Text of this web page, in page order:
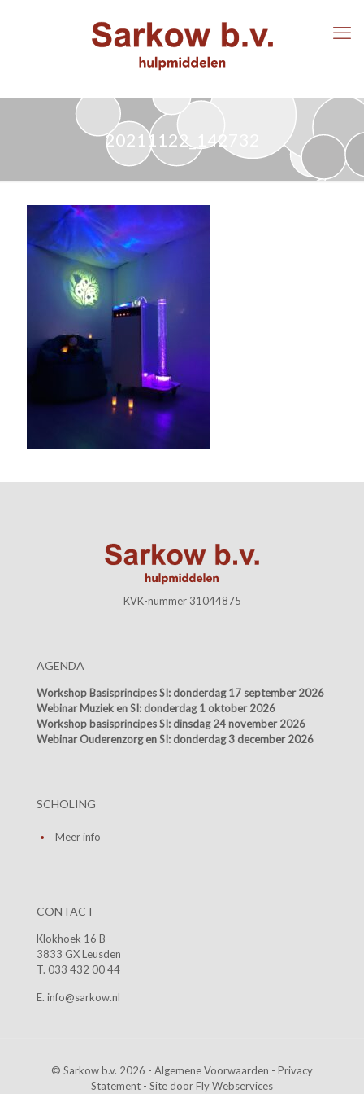
20211122_142732
KVK-nummer 31044875
AGENDA
Workshop Basisprincipes SI: donderdag 17 september 2026
Webinar Muziek en SI: donderdag 1 oktober 2026
Workshop basisprincipes SI: dinsdag 24 november 2026
Webinar Ouderenzorg en SI: donderdag 3 december 2026
SCHOLING
Meer info
CONTACT
Klokhoek 16 B
3833 GX Leusden
T. 033 432 00 44
E. info@sarkow.nl
© Sarkow b.v. 2026 - Algemene Voorwaarden - Privacy
Statement - Site doorFly Webservices